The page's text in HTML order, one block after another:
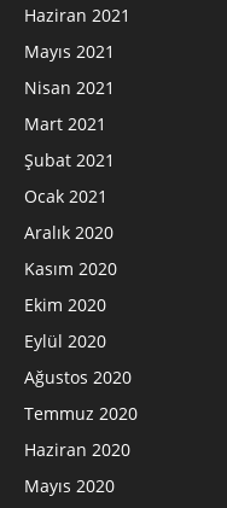
Haziran 2021
Mayıs 2021
Nisan 2021
Mart 2021
Şubat 2021
Ocak 2021
Aralık 2020
Kasım 2020
Ekim 2020
Eylül 2020
Ağustos 2020
Temmuz 2020
Haziran 2020
Mayıs 2020